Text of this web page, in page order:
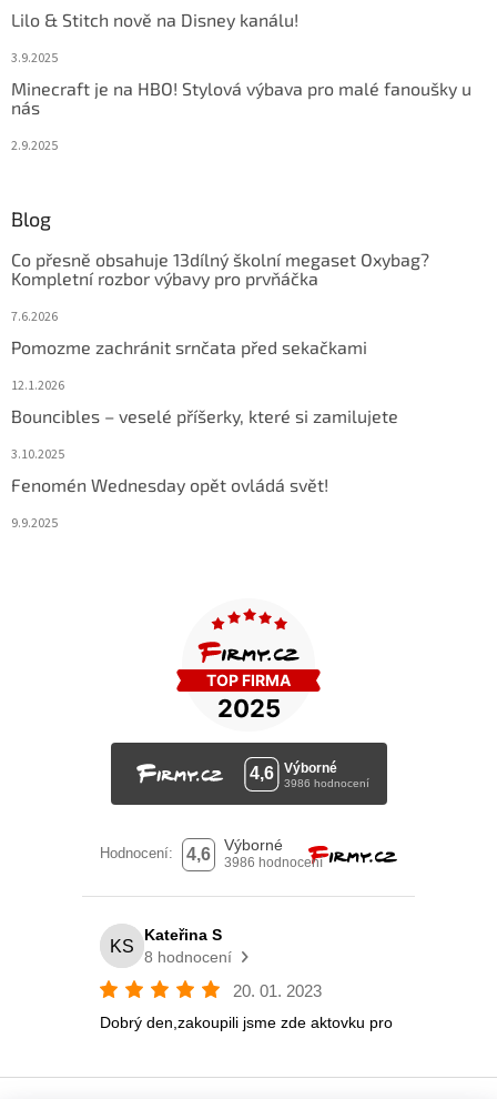
Lilo & Stitch nově na Disney kanálu!
3.9.2025
Minecraft je na HBO! Stylová výbava pro malé fanoušky u
nás
2.9.2025
Blog
Co přesně obsahuje 13dílný školní megaset Oxybag?
Kompletní rozbor výbavy pro prvňáčka
7.6.2026
Pomozme zachránit srnčata před sekačkami
12.1.2026
Bouncibles – veselé příšerky, které si zamilujete
3.10.2025
Fenomén Wednesday opět ovládá svět!
9.9.2025